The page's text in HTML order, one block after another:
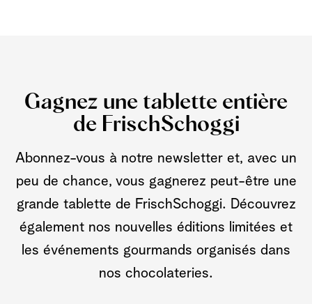
Gagnez une tablette entière
de FrischSchoggi
Abonnez-vous à notre newsletter et, avec un
peu de chance, vous gagnerez peut-être une
grande tablette de FrischSchoggi. Découvrez
également nos nouvelles éditions limitées et
les événements gourmands organisés dans
nos chocolateries.